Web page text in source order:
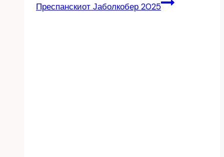
Преспанскиот Јаболкобер 2025